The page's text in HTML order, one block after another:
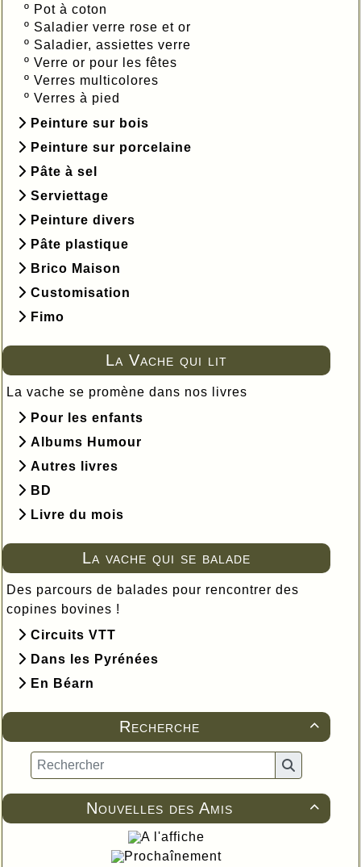
º Pot à coton
º Saladier verre rose et or
º Saladier, assiettes verre
º Verre or pour les fêtes
º Verres multicolores
º Verres à pied
Peinture sur bois
Peinture sur porcelaine
Pâte à sel
Serviettage
Peinture divers
Pâte plastique
Brico Maison
Customisation
Fimo
La Vache qui lit
La vache se promène dans nos livres
Pour les enfants
Albums Humour
Autres livres
BD
Livre du mois
La vache qui se balade
Des parcours de balades pour rencontrer des
copines bovines !
Circuits VTT
Dans les Pyrénées
En Béarn

Recherche

Nouvelles des Amis
A l'affiche
Prochaînement